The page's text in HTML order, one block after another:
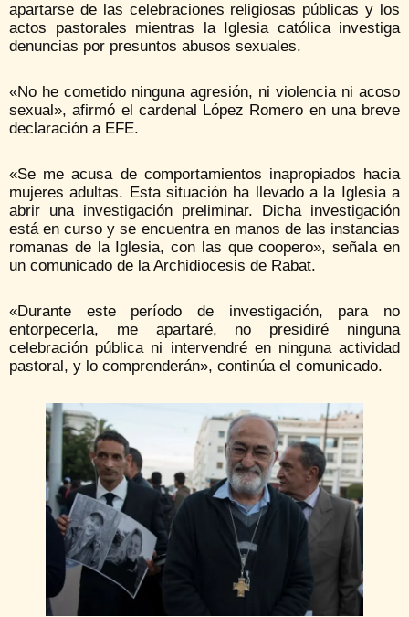
apartarse de las celebraciones religiosas públicas y los
actos pastorales mientras la Iglesia católica investiga
denuncias por presuntos abusos sexuales.
«No he cometido ninguna agresión, ni violencia ni acoso
sexual», afirmó el cardenal López Romero en una breve
declaración a EFE.
«Se me acusa de comportamientos inapropiados hacia
mujeres adultas. Esta situación ha llevado a la Iglesia a
abrir una investigación preliminar. Dicha investigación
está en curso y se encuentra en manos de las instancias
romanas de la Iglesia, con las que coopero», señala en
un comunicado de la Archidiocesis de Rabat.
«Durante este período de investigación, para no
entorpecerla, me apartaré, no presidiré ninguna
celebración pública ni intervendré en ninguna actividad
pastoral, y lo comprenderán», continúa el comunicado.